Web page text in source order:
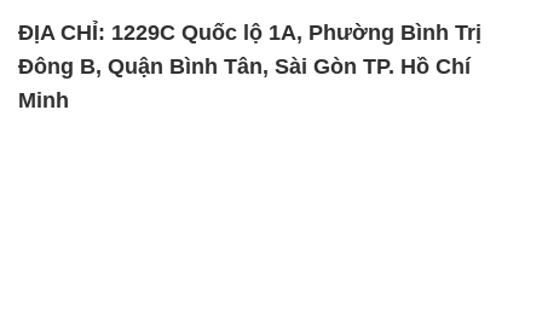
ĐỊA CHỈ: 1229C Quốc lộ 1A, Phường Bình Trị
Đông B, Quận Bình Tân, Sài Gòn TP. Hồ Chí
Minh